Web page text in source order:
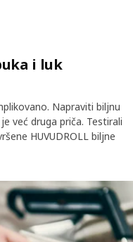
i luk
Napraviti biljnu
već druga priča. Testirali
HUVUDROLL biljne